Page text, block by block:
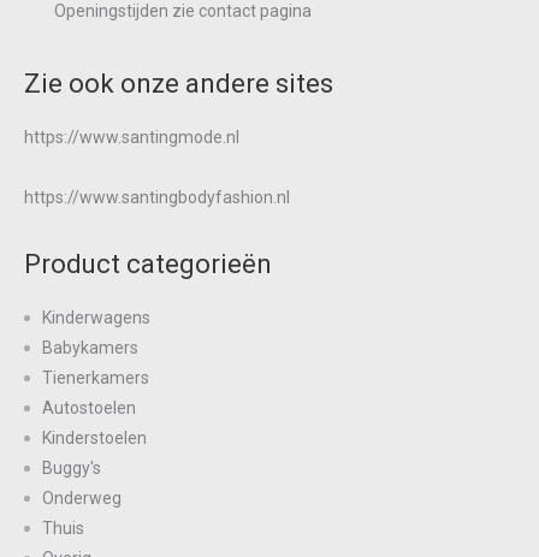
Openingstijden zie contactpagina
Zie ook onze andere sites
https://www.santingmode.nl
https://www.santingbodyfashion.nl
Product categorieën
Kinderwagens
Babykamers
Tienerkamers
Autostoelen
Kinderstoelen
Buggy's
Onderweg
Thuis